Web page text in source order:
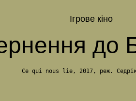
Ігрове кіно
до
Ce qui nous lie, 2017, реж. Седрік